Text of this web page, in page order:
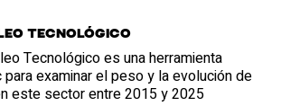
Tecnológico
Tecnológico es una herramienta
examinar el peso y la evolución de
este sector entre 2015 y 2025